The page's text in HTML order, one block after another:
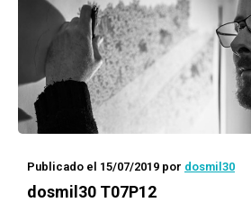
Publicado el 15/07/2019 por dosmil30
dosmil30 T07P12